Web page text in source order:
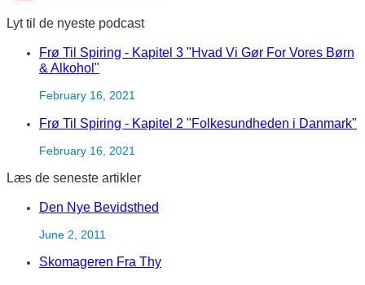
Lyt til de nyeste podcast
Frø Til Spiring - Kapitel 3 "Hvad Vi Gør For Vores Børn
& Alkohol"
February 16, 2021
Frø Til Spiring - Kapitel 2 "Folkesundheden i Danmark"
February 16, 2021
Læs de seneste artikler
Den Nye Bevidsthed
June 2, 2011
Skomageren Fra Thy